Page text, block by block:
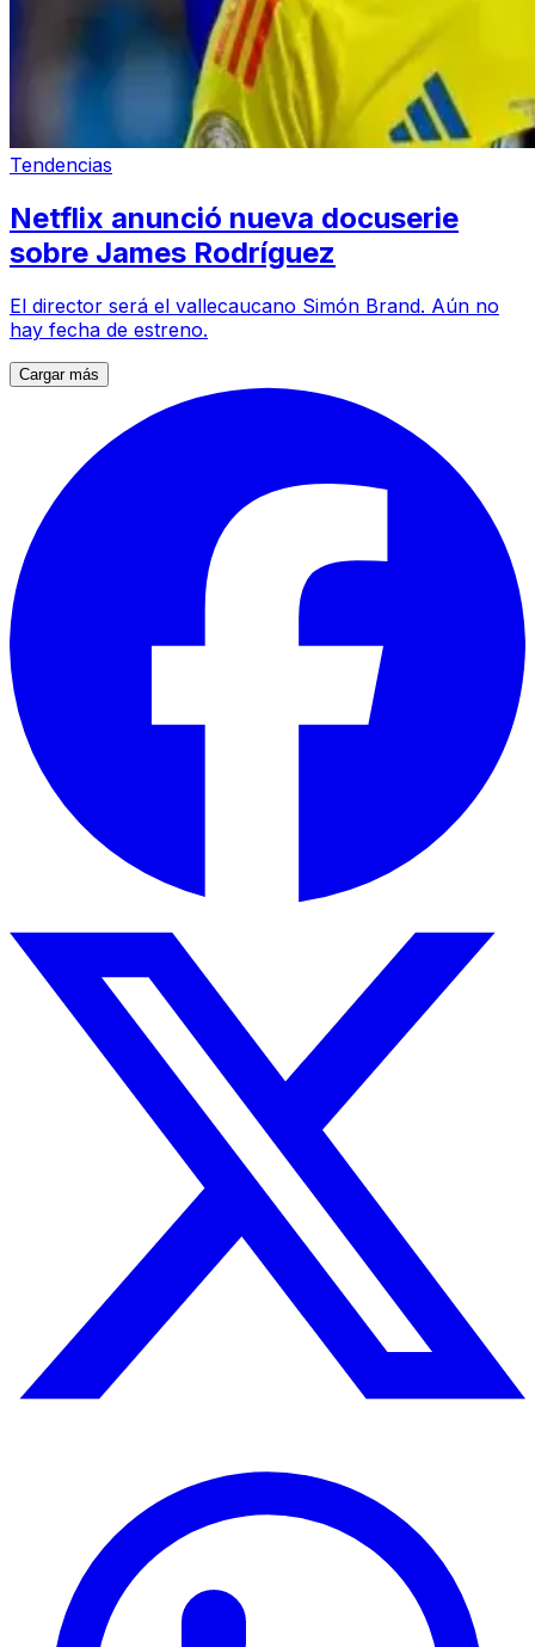
Tendencias
Netflix anunció nueva docuserie
sobre James Rodríguez
El director será el vallecaucano Simón Brand. Aún no
hay fecha de estreno.
Cargar más